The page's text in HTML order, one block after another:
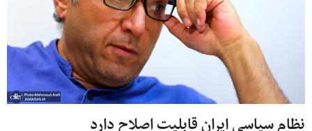
نظام سیاسی ایران قابلیت اصلاح دارد